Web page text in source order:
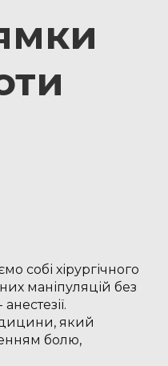
собі хірургічного
маніпуляцій без
який
болю,